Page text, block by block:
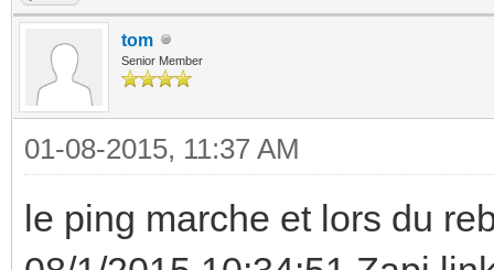
tom
Senior Member
01-08-2015, 11:37 AM
le ping marche et lors du